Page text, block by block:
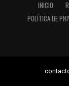
INICIO
POLÍTICA DE